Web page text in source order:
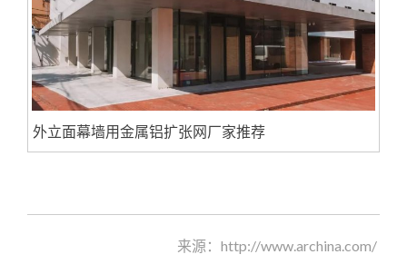
外立面幕墙用金属铝扩张网厂家推荐
来源：http://www.archina.com/